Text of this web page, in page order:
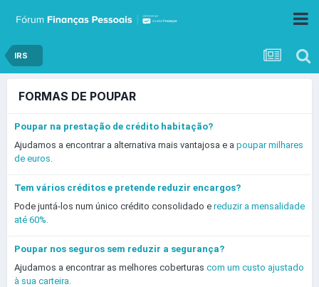
IRS
FORMAS DE POUPAR
Poupar na prestação de crédito habitação?
Ajudamos a encontrar a alternativa mais vantajosa e a poupar milhares
de euros.
Tem vários créditos e pretende reduzir encargos?
Pode juntá-los num único crédito consolidado e reduzir a mensalidade
até 60%.
Poupar nos seguros sem reduzir a segurança?
Ajudamos a encontrar as melhores coberturas com um custo ajustado
à sua carteira.